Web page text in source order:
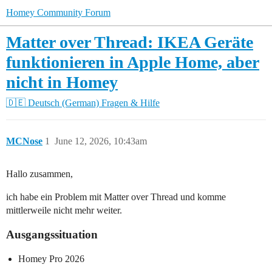
Homey Community Forum
Matter over Thread: IKEA Geräte
funktionieren in Apple Home, aber
nicht in Homey
🇩🇪 Deutsch (German) Fragen & Hilfe
MCNose June 12, 2026, 10:43am
1
Hallo zusammen,
ich habe ein Problem mit Matter over Thread und komme
mittlerweile nicht mehr weiter.
Ausgangssituation
Homey Pro 2026